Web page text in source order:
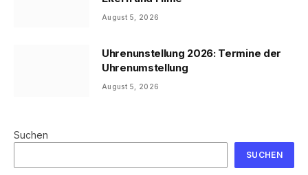
August 5, 2026
Uhrenunstellung 2026: Termine der
Uhrenumstellung
August 5, 2026
Suchen
SUCHEN